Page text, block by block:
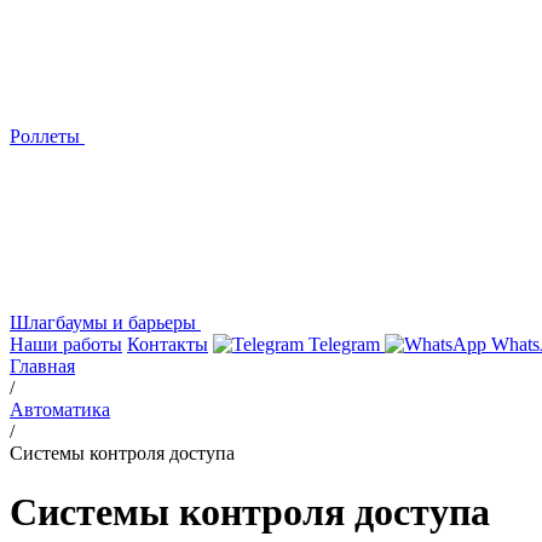
Роллеты
Шлагбаумы и барьеры
Наши работы Контакты Telegram
Главная
/
Автоматика
/
Системы контроля доступа
Системы контроля доступа